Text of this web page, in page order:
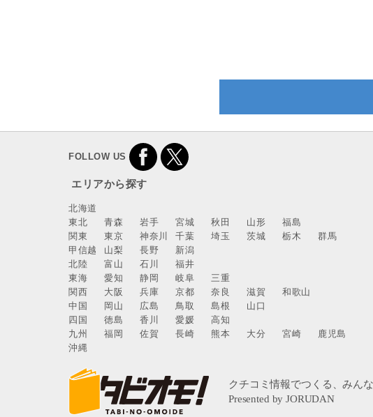
FOLLOW US
エリアから探す
北海道
東北
青森 岩手 宮城 秋田 山形
福島
関東
東京 神奈川 千葉 埼玉 茨城 栃木
群馬
甲信越
山梨 長野
新潟
北陸
富山 石川
福井
東海
愛知 静岡 岐阜
三重
関西
大阪 兵庫 京都 奈良 滋賀
和歌山
中国
岡山 広島 鳥取 島根
山口
四国
徳島 香川 愛媛
高知
九州
福岡 佐賀 長崎 熊本 大分 宮崎
鹿児島
沖縄